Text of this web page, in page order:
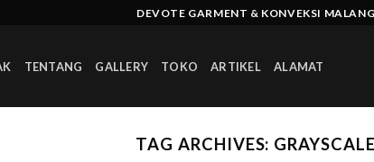
DEVOTE GARMENT & KONVEKSI MALANG
TENTANG GALLERY TOKO ARTIKEL ALAMAT
TAG ARCHIVES: GRAYSCALE